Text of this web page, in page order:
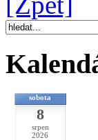
sobota
8
srpen
2026